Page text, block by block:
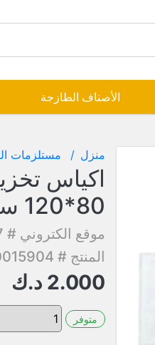
الأصناف الطازجة
منزل مستلزمات
80*120 سم CIXIVPB-4
موقع الكتروني # 158117
المنتج # 3800015904
2.000 د.ك
متوفر